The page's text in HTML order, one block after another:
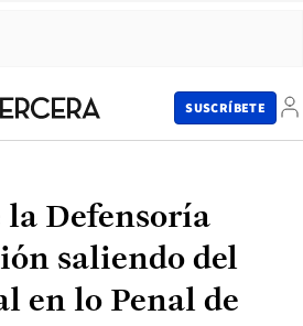
SUSCRÍBETE
la Defensoría
saliendo del
en lo Penal de